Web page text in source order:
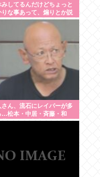
みしてるんだけどちょっと
りな事あって、煽りとか説
抜きに客観的意見くれる人
さん、流石にレイパーが多
…松本・中居・斉藤・和
藤・佐野・新井・ボビーオ